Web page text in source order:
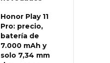
Honor Play 11
Pro: precio,
batería de
7.000 mAh y
solo 7,34 mm